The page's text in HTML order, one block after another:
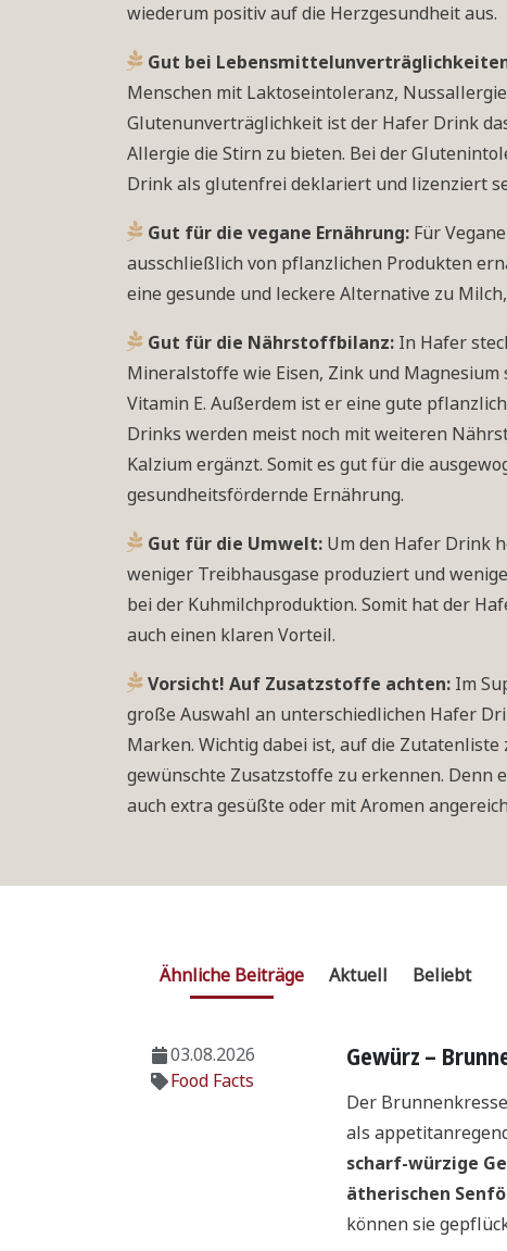
wiederum positiv auf die Herzgesundheit aus.
Gut bei
Menschen mit Laktoseintoleranz,
Glutenunverträglichkeit ist der Hafer Drink
Allergie die Stirn zu bieten. Bei der
Drink als glutenfrei deklariert und lizenziert
Gut für die vegane Ernährung: Für
ausschließlich von pflanzlichen Produkten
eine gesunde und leckere Alternative zu
Gut für die Nährstoffbilanz: In Hafer
Mineralstoffe wie Eisen, Zink und Magnesium
Vitamin E. Außerdem ist er eine gute
Drinks werden meist noch mit weiteren
Kalzium ergänzt. Somit es gut für die
gesundheitsfördernde Ernährung.
Gut für die Umwelt: Um den Hafer Drink
weniger Treibhausgase produziert und
bei der Kuhmilchproduktion. Somit hat der
auch einen klaren Vorteil.
Vorsicht! Auf Zusatzstoffe achten: Im
große Auswahl an unterschiedlichen Hafer
Marken. Wichtig dabei ist, auf die Zutatenliste
gewünschte Zusatzstoffe zu erkennen. Denn
auch extra gesüßte oder mit Aromen
Ähnliche Beiträge Aktuell Beliebt
03.08.2026
Food Facts
Gewürz –
Der
als
scharf-würzige
ätherischen
können sie